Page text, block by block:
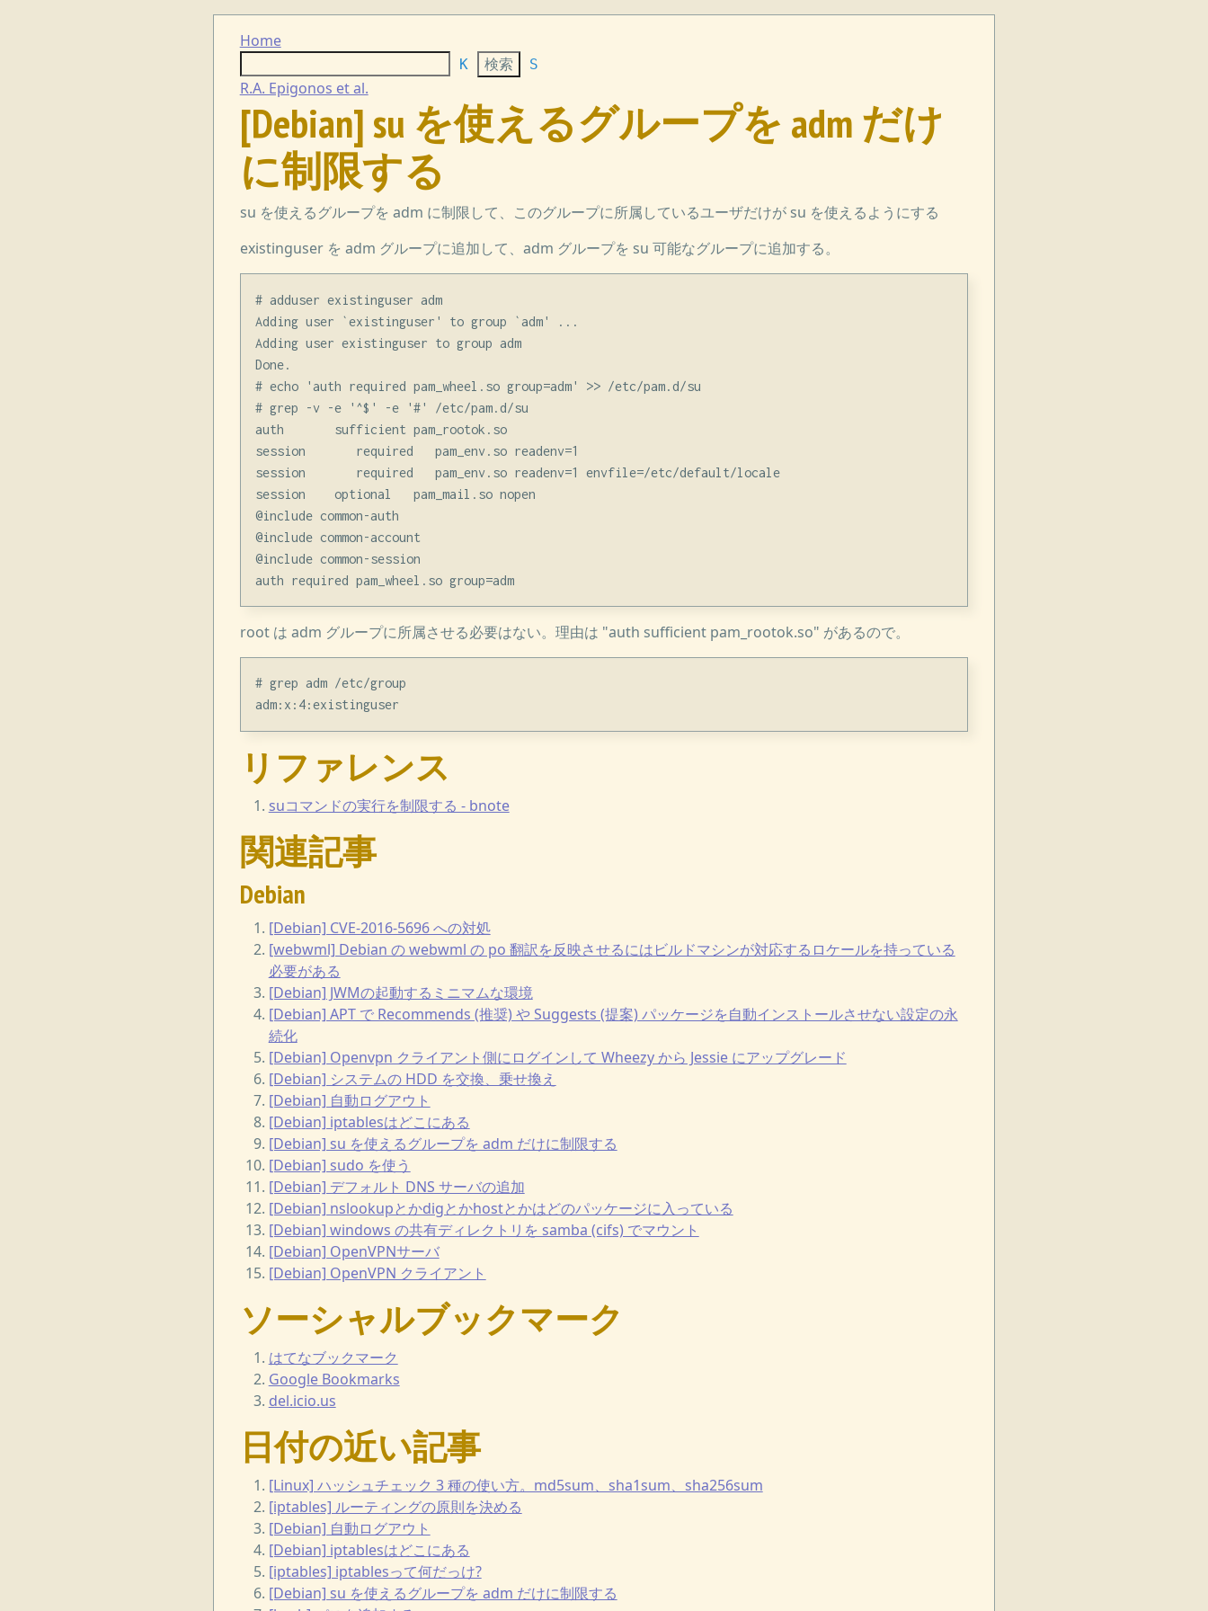
Home
K S
R.A. Epigonos et al.
[Debian] su を使えるグループを adm だけ
に制限する
su を使えるグループを adm に制限して、このグループに所属しているユーザだけが su を使えるようにする
existinguser を adm グループに追加して、adm グループを su 可能なグループに追加する。
# adduser existinguser adm
Adding user `existinguser' to group `adm' ...
Adding user existinguser to group adm
Done.
# echo 'auth required pam_wheel.so group=adm' >> /etc/pam.d/su
# grep -v -e '^$' -e '#' /etc/pam.d/su
auth       sufficient pam_rootok.so
session       required   pam_env.so readenv=1
session       required   pam_env.so readenv=1 envfile=/etc/default/locale
session    optional   pam_mail.so nopen
@include common-auth
@include common-account
@include common-session
root は adm グループに所属させる必要はない。理由は "auth sufficient pam_rootok.so" があるので。
# grep adm /etc/group
リファレンス
suコマンドの実行を制限する - bnote
関連記事
Debian
[Debian] CVE-2016-5696 への対処
[webwml] Debian の webwml の po 翻訳を反映させるにはビルドマシンが対応するロケールを持っている
必要がある
[Debian] JWMの起動するミニマムな環境
[Debian] APT で Recommends (推奨) や Suggests (提案) パッケージを自動インストールさせない設定の永
続化
[Debian] Openvpn クライアント側にログインして Wheezy から Jessie にアップグレード
[Debian] システムの HDD を交換、乗せ換え
[Debian] 自動ログアウト
[Debian] iptablesはどこにある
[Debian] su を使えるグループを adm だけに制限する
[Debian] sudo を使う
[Debian] デフォルト DNS サーバの追加
[Debian] nslookupとかdigとかhostとかはどのパッケージに入っている
[Debian] windows の共有ディレクトリを samba (cifs) でマウント
[Debian] OpenVPNサーバ
[Debian] OpenVPN クライアント
ソーシャルブックマーク
はてなブックマーク
Google Bookmarks
del.icio.us
日付の近い記事
[Linux] ハッシュチェック 3 種の使い方。md5sum、sha1sum、sha256sum
[iptables] ルーティングの原則を決める
[Debian] 自動ログアウト
[Debian] iptablesはどこにある
[iptables] iptablesって何だっけ?
[Debian] su を使えるグループを adm だけに制限する